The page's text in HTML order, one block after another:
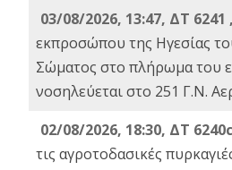
03/08/2026, 13:47, ΔΤ 6241 ,
εκπροσώπου της Ηγεσίας
Σώματος στο πλήρωμα του
νοσηλεύεται στο 251 Γ.Ν.
02/08/2026, 18:30, ΔΤ
τις αγροτοδασικές